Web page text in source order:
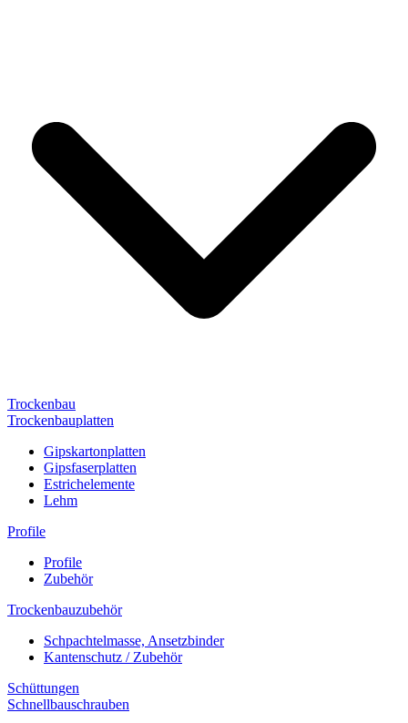
Trockenbau
Trockenbauplatten
Gipskartonplatten
Gipsfaserplatten
Estrichelemente
Lehm
Profile
Profile
Zubehör
Trockenbauzubehör
Schpachtelmasse, Ansetzbinder
Kantenschutz / Zubehör
Schüttungen
Schnellbauschrauben